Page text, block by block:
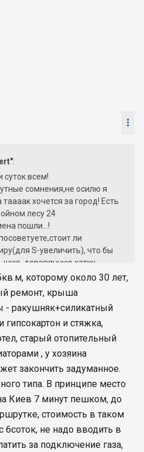

:
всем!
сомнения,не осилю я
хочется за город! Есть
лесу 24
пошли...!
ли
S-увеличить), что бы
деревянную хатку
ключ)
коммент и
взять методичку для начала
от А до Я !?))))
всем за советы.Спасибо.
которому около 30 лет,
ремонт, крыша
- ракушняк+силикатный
гипсокартон и стяжка,
старый отопительный
, у хозяина
закончить задуманное.
типа. В принципе место
Киев 7 минут пешком, до
стоимость в таком
6соток, не надо вводить в
за подключение газа,